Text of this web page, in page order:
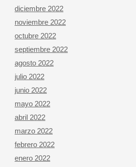
diciembre 2022
noviembre 2022
octubre 2022
septiembre 2022
agosto 2022
julio 2022
junio 2022
mayo 2022
abril 2022
marzo 2022
febrero 2022
enero 2022